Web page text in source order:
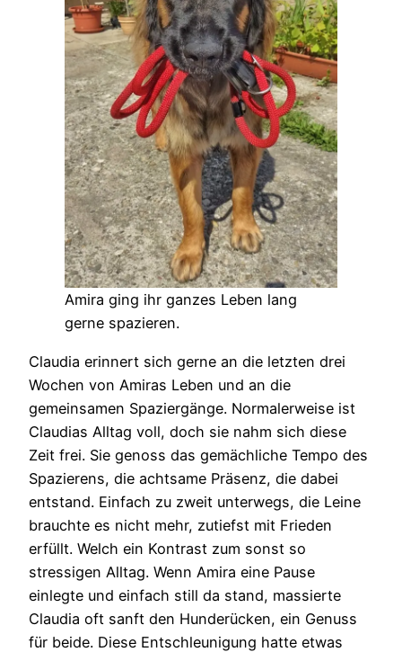
Amira ging ihr ganzes Leben lang
gerne spazieren.
Claudia erinnert sich gerne an die letzten drei
Wochen von Amiras Leben und an die
gemeinsamen Spaziergänge. Normalerweise ist
Claudias Alltag voll, doch sie nahm sich diese
Zeit frei. Sie genoss das gemächliche Tempo des
Spazierens, die achtsame Präsenz, die dabei
entstand. Einfach zu zweit unterwegs, die Leine
brauchte es nicht mehr, zutiefst mit Frieden
erfüllt. Welch ein Kontrast zum sonst so
stressigen Alltag. Wenn Amira eine Pause
einlegte und einfach still da stand, massierte
Claudia oft sanft den Hunderücken, ein Genuss
für beide. Diese Entschleunigung hatte etwas